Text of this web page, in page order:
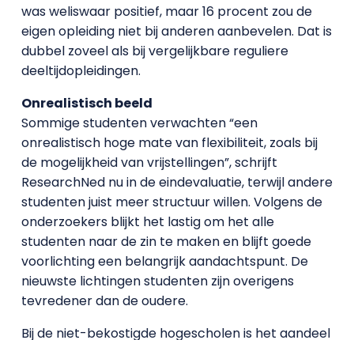
was weliswaar positief, maar 16 procent zou de
eigen opleiding niet bij anderen aanbevelen. Dat is
dubbel zoveel als bij vergelijkbare reguliere
deeltijdopleidingen.
Onrealistisch beeld
Sommige studenten verwachten “een
onrealistisch hoge mate van flexibiliteit, zoals bij
de mogelijkheid van vrijstellingen”, schrijft
ResearchNed nu in de eindevaluatie, terwijl andere
studenten juist meer structuur willen. Volgens de
onderzoekers blijkt het lastig om het alle
studenten naar de zin te maken en blijft goede
voorlichting een belangrijk aandachtspunt. De
nieuwste lichtingen studenten zijn overigens
tevredener dan de oudere.
Bij de niet-bekostigde hogescholen is het aandeel